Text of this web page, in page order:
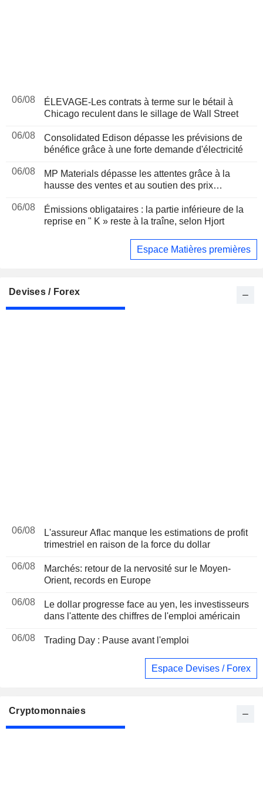
06/08
ÉLEVAGE-Les contrats à terme sur le bétail à
Chicago reculent dans le sillage de Wall Street
06/08
Consolidated Edison dépasse les prévisions de
bénéfice grâce à une forte demande d'électricité
06/08
MP Materials dépasse les attentes grâce à la
hausse des ventes et au soutien des prix
06/08
Émissions obligataires : la partie inférieure de la
reprise en " K » reste à la traîne, selon Hjort
Espace Matières premières
Devises / Forex
06/08
L'assureur Aflac manque les estimations de profit
trimestriel en raison de la force du dollar
06/08
Marchés: retour de la nervosité sur le Moyen-
Orient, records en Europe
06/08
Le dollar progresse face au yen, les investisseurs
dans l'attente des chiffres de l'emploi américain
06/08 Trading Day : Pause avant l'emploi
Espace Devises / Forex
Cryptomonnaies